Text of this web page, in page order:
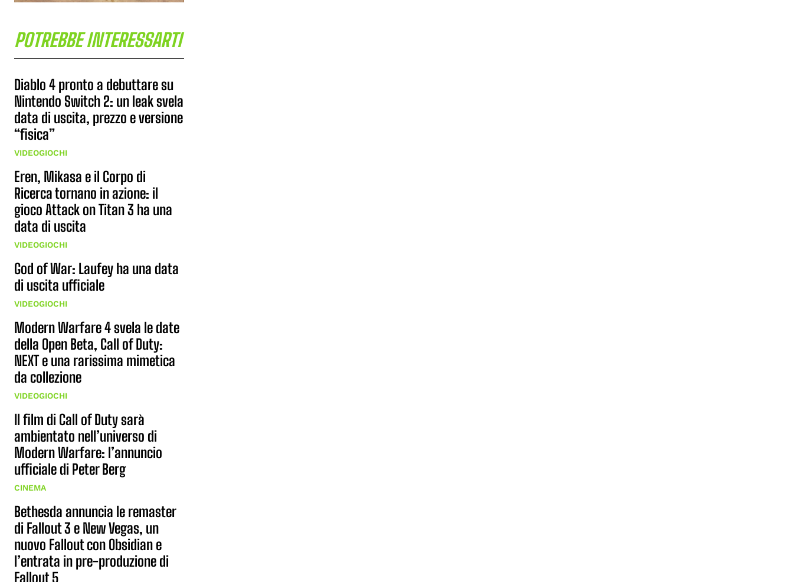
POTREBBE INTERESSARTI
Diablo 4 pronto a debuttare su
Nintendo Switch 2: un leak svela
data di uscita, prezzo e versione
“fisica”
VIDEOGIOCHI
Eren, Mikasa e il Corpo di
Ricerca tornano in azione: il
gioco Attack on Titan 3 ha una
data di uscita
VIDEOGIOCHI
God of War: Laufey ha una data
di uscita ufficiale
VIDEOGIOCHI
Modern Warfare 4 svela le date
della Open Beta, Call of Duty:
NEXT e una rarissima mimetica
da collezione
VIDEOGIOCHI
Il film di Call of Duty sarà
ambientato nell’universo di
Modern Warfare: l’annuncio
ufficiale di Peter Berg
CINEMA
Bethesda annuncia le remaster
di Fallout 3 e New Vegas, un
nuovo Fallout con Obsidian e
l’entrata in pre-produzione di
Fallout 5